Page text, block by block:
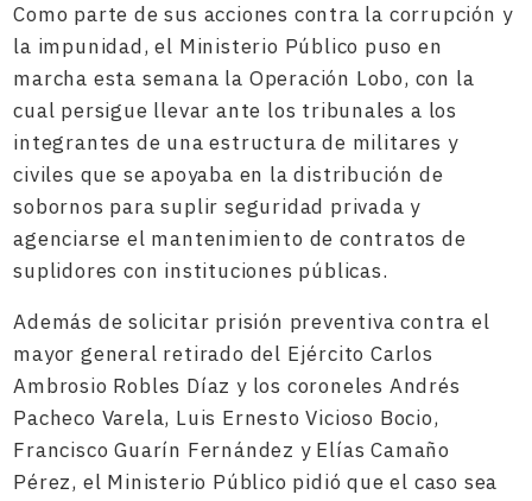
Como parte de sus acciones contra la corrupción y
la impunidad, el Ministerio Público puso en
marcha esta semana la Operación Lobo, con la
cual persigue llevar ante los tribunales a los
integrantes de una estructura de militares y
civiles que se apoyaba en la distribución de
sobornos para suplir seguridad privada y
agenciarse el mantenimiento de contratos de
suplidores con instituciones públicas.
Además de solicitar prisión preventiva contra el
mayor general retirado del Ejército Carlos
Ambrosio Robles Díaz y los coroneles Andrés
Pacheco Varela, Luis Ernesto Vicioso Bocio,
Francisco Guarín Fernández y Elías Camaño
Pérez, el Ministerio Público pidió que el caso sea